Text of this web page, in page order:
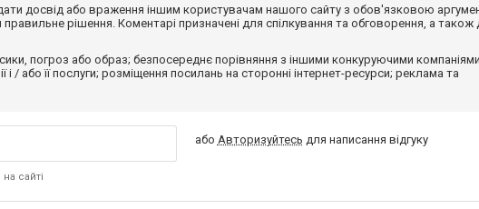
досвід або враження іншим користувачам нашого сайту з обов'язковою
рішення. Коментарі призначені для спілкування та обговорення, а також
погроз або образ; безпосереднє порівняння з іншими конкуруючими
/ або її послуги; розміщення посилань на сторонні інтернет-ресурси; реклама та
сайті
або Авторизуйтесь для написання відгуку